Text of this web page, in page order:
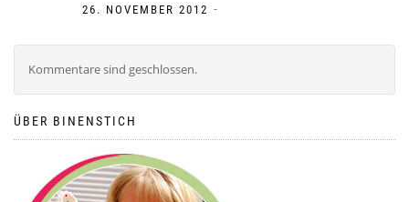
26. NOVEMBER 2012 -
Kommentare sind geschlossen.
ÜBER BINENSTICH